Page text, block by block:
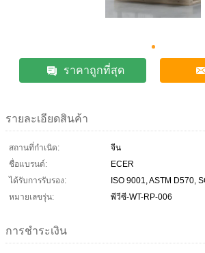
ราคาถูกที่สุด
รายละเอียดสินค้า
สถานที่กำเนิด:
จีน
ชื่อแบรนด์:
ECER
ได้รับการรับรอง:
ISO 9001, ASTM D570,
หมายเลขรุ่น:
พีวีซี-WT-RP-006
การชำระเงิน